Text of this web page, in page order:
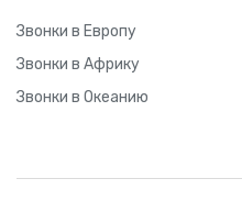
Звонки в Европу
Звонки в Африку
Звонки в Океанию